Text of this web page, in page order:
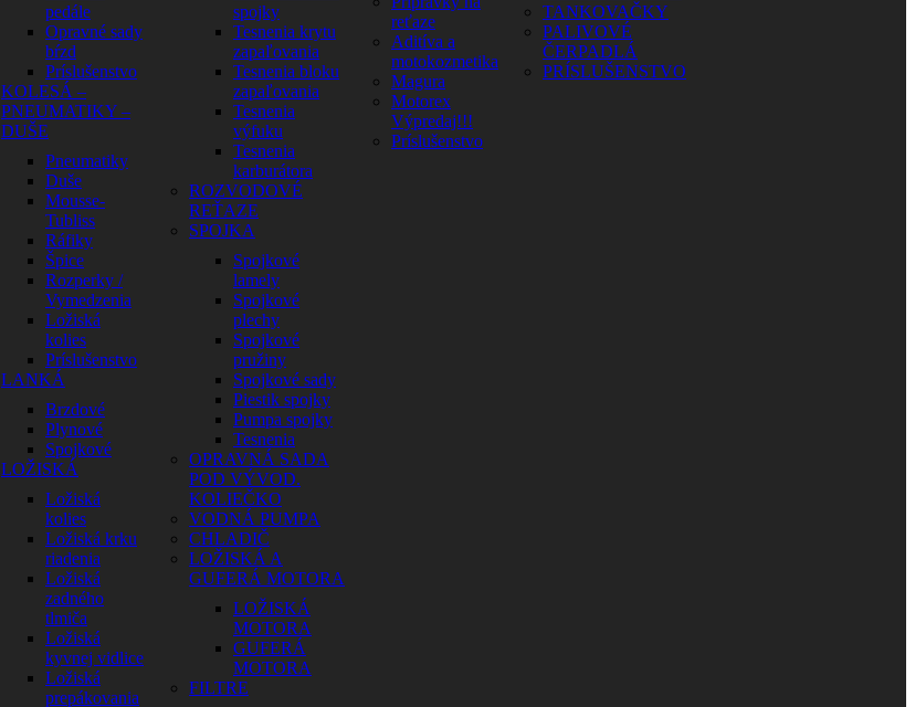
pedále
Opravné sady
bŕzd
Príslušenstvo
KOLESÁ –
PNEUMATIKY –
DUŠE
Pneumatiky
Duše
Mousse-
Tubliss
Ráfiky
Špice
Rozperky /
Vymedzenia
Ložiská
kolies
Príslušenstvo
LANKÁ
Brzdové
Plynové
Spojkové
LOŽISKÁ
Ložiská
kolies
Ložiská krku
riadenia
Ložiská
zadného
tlmiča
Ložiská
kyvnej vidlice
Ložiská
prepákovania
spojky
Tesnenia krytu
zapaľovania
Tesnenia bloku
zapaľovania
Tesnenia
výfuku
Tesnenia
karburátora
ROZVODOVÉ
REŤAZE
SPOJKA
Spojkové
lamely
Spojkové
plechy
Spojkové
pružiny
Spojkové sady
Piestik spojky
Pumpa spojky
Tesnenia
OPRAVNÁ SADA
POD VÝVOD.
KOLIEČKO
VODNÁ PUMPA
CHLADIČ
LOŽISKÁ A
GUFERÁ MOTORA
LOŽISKÁ
MOTORA
GUFERÁ
MOTORA
FILTRE
reťaze
Aditíva a
motokozmetika
Magura
Motorex
Výpredaj!!!
Príslušenstvo
TANKOVAČKY
PALIVOVÉ
ČERPADLÁ
PRÍSLUŠENSTVO